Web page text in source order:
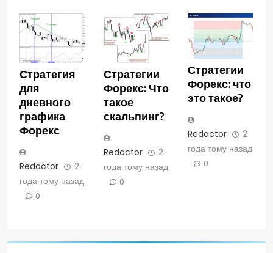
Стратегия
для
дневного
графика
Форекс
Redactor
2
года тому назад
0
Стратегии
Форекс: Что
такое
скальпинг?
Redactor
2
года тому назад
0
Стратегии
Форекс: что
это такое?
Redactor
2
года тому назад
0